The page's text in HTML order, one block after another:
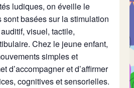
ludiques, on éveille le
basées sur la stimulation
visuel, tactile,
Chez le jeune enfant,
simples et
d’accompagner et d’affirmer
cognitives et sensorielles.